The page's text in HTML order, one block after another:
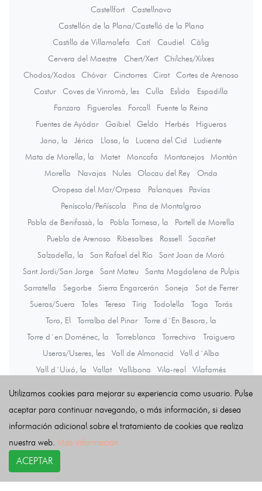
Castellfort
Castellnovo
Castellón de la Plana/Castelló de la Plana
Castillo de Villamalefa
Catí Caudiel
Càlig
Cervera del Maestre
Chert/Xert
Chilches/Xilxes
Chodos/Xodos
Chóvar Cinctorres Cirat
Cortes de Arenoso
Costur
Coves de Vinromà, les Culla Eslida
Espadilla
Fanzara
Figueroles Forcall
Fuente la Reina
Fuentes de Ayódar
Gaibiel Geldo Herbés
Higueras
Jana, la
Jérica Llosa, la Lucena del Cid
Ludiente
Mata de Morella, la
Matet Moncofa Montanejos
Montán
Morella
Navajas Nules Olocau del Rey
Onda
Oropesa del Mar/Orpesa
Palanques
Pavías
Peníscola/Peñíscola
Pina de Montalgrao
Pobla de Benifassà, la
Pobla Tornesa, la
Portell de Morella
Puebla de Arenoso
Ribesalbes Rossell
Sacañet
Salzadella, la
San Rafael del Río
Sant Joan de Moró
Sant Jordi/San Jorge
Sant Mateu
Santa Magdalena de Pulpis
Sarratella
Segorbe Sierra Engarcerán Soneja
Sot de Ferrer
Sueras/Suera
Tales Teresa Tírig Todolella Toga
Torás
Toro, El
Torralba del Pinar
Torre d´En Besora, la
Torre d´en Doménec, la
Torreblanca Torrechiva
Traiguera
Useras/Useres, les
Vall de Almonacid
Vall d´Alba
Vall d´Uixó, la
Vallat Vallibona Vila-real
Vilafamés
Utilizamos cookies para mejorar su experiencia como usuario. Pulse
aceptar para continuar navegando, o más información, si desea
información adicional sobre el tratamiento de cookies que realiza
nuestra web. Más información
ACEPTAR